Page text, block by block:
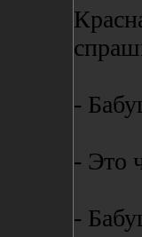
-
- Это
-